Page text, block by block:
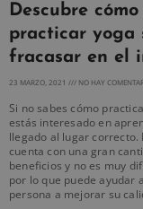
Descubre cómo
practicar yoga
fracasar en el
23 MARZO, 2021 NO HAY
Si no sabes cómo
estás interesado en
llegado al lugar correcto.
cuenta con una gran
beneficios y no es muy
por lo que puede ayudar
persona a mejorar su